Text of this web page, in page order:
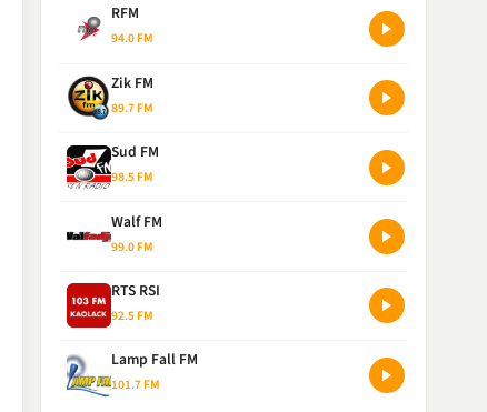
RFM
94.0 FM
Zik FM
89.7 FM
Sud FM
98.5 FM
Walf FM
99.0 FM
RTS RSI
92.5 FM
Lamp Fall FM
101.7 FM